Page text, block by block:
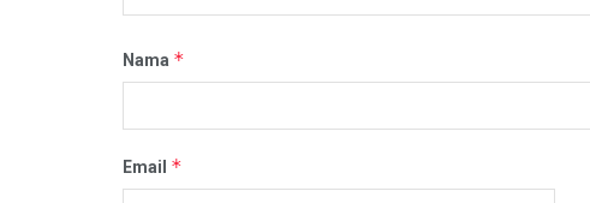
Nama *
Email *